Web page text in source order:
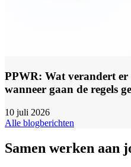
PPWR: Wat verandert er
wanneer gaan de regels
10 juli 2026
Alle blogberichten
Samen werken aan